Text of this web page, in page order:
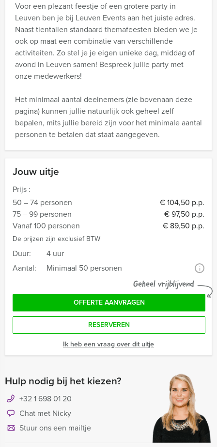
Jouw uitje
Prijs :
50 – 74 personen
€ 104,50 p.p.
75 – 99 personen
€ 97,50 p.p.
Vanaf 100 personen
€ 89,50 p.p.
De prijzen zijn exclusief BTW
Duur:
4 uur
Aantal:
Minimaal 50 personen i
Geheel vrijblijvend
OFFERTE AANVRAGEN
RESERVEREN
Ik heb een vraag over dit uitje
Hulp nodig bij het kiezen?
+32 1 698 01 20
Chat met Nicky
Stuur ons een mailtje
Voor een plezant feestje of een grotere party in
Leuven ben je bij Leuven Events aan het juiste adres.
Naast tientallen standaard themafeesten bieden we je
ook op maat een combinatie van verschillende
activiteiten. Zo stel je je eigen unieke dag, middag of
avond in Leuven samen! Bespreek jullie party met
onze medewerkers!
Het minimaal aantal deelnemers (zie bovenaan deze
pagina) kunnen jullie natuurlijk ook geheel zelf
bepalen, mits jullie bereid zijn voor het minimale aantal
personen te betalen dat staat aangegeven.